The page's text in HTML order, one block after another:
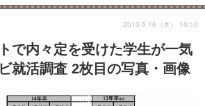
で内々定を受けた学生が一気
就活調査 2枚目の写真・画像
2013.5.16（木） 10:10